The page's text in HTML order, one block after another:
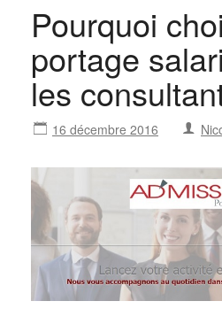
Pourquoi
portage
les
16 décembre 2016